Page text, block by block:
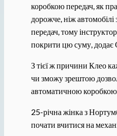
коробкою передач, як
дорожче, ніж
передач, тому
покрити цю суму, додає
З тієї ж причини Клео
чи зможу зрештою
автоматичною коробкою
25-річна жінка з
почати вчитися на